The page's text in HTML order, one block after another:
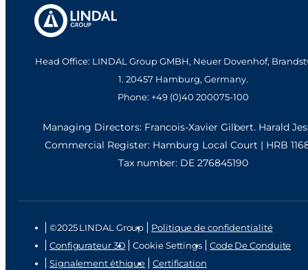
Head Office: LINDAL Group GMBH, Neuer Dovenhof,
1. 20457 Hamburg, Germany.
Phone: +49 (0)40 200075-100
Managing Directors: Francois-Xavier Gilbert. Harald
Commercial Register: Hamburg Local Court | HRB
Tax number: DE 276845190
©2025 LINDAL Group
Politique de confidentialité
Configurateur 3D
Cookie Settings
Code De Conduite
Signalement éthique
Certification